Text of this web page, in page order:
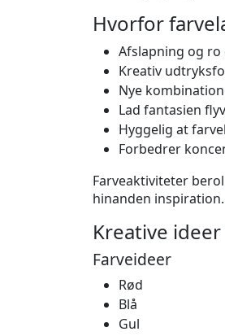
Hvorfor
Afslapning og
Kreativ
Nye
Lad fantasien
Hyggelig at
Forbedrer
Farveaktiviteter
hinanden
Kreative
Farveideer
Rød
Blå
Gul